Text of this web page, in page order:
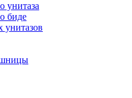
унитаза
биде
унитазов